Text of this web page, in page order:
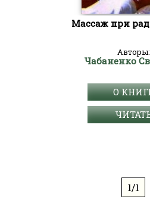
Массаж при
Авторы:
Чабаненко
О
1/1